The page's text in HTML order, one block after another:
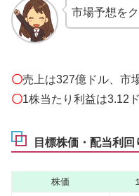
市場予想をク
〇売上は327億ドル、市
〇1株当たり利益は3.12
目標株価・配当利
株価